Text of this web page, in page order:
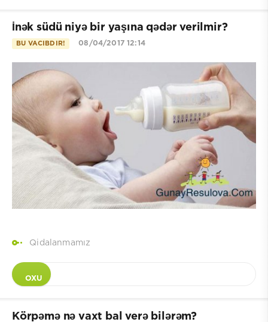
İnək südü niyə bir yaşına qədər verilmir?
BU VACIBDIR! 08/04/2017 12:14
Qidalanmamız
OXU
Körpəmə nə vaxt bal verə bilərəm?